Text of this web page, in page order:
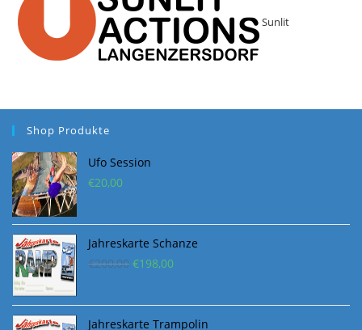
Sunlit
Shop Produkte
Ufo Session
€20,00
Jahreskarte Schanze
€200,00 Ursprünglicher
war:
€200,00
€198,00Aktueller
ist:
€198,00.
Jahreskarte Trampolin